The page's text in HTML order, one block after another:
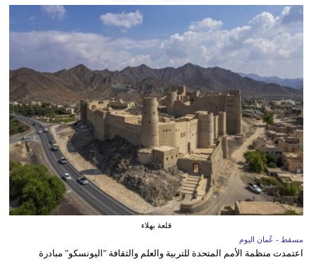
قلعة بهلاء
مسقط - عُمان اليوم
اعتمدت منظمة الأمم المتحدة للتربية والعلم والثقافة "اليونسكو" مبادرة